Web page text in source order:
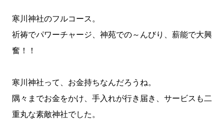
寒川神社のフルコース。
祈祷でパワーチャージ、神苑での～んびり、薪能で大興
奮！！
寒川神社って、お金持ちなんだろうね。
隅々までお金をかけ、手入れが行き届き、サービスも二
重丸な素敵神社でした。